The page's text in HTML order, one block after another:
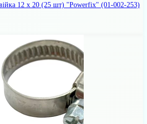
12 х 20 (25 шт) "Powerfix" (01-002-253)